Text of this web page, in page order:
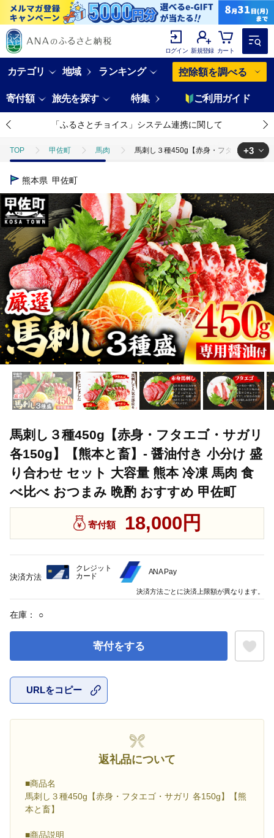
ログイン 新規登録 カート
カテゴリ 地域 ランキング 控除額を調べる
寄付額 旅先を探す 特集 ご利用ガイド
「ふるさとチョイス」システム連携に関して
TOP 甲佐町 馬肉 馬刺し３種450g【赤身・フタエゴ・サガ
TOP
TOP 肉 馬肉 馬刺し３種450g【赤身・フタエゴ・サガリ
TOP 肉 馬肉 馬刺し 馬刺し３種450g【赤身・フタ
+3
熊本県 甲佐町
馬刺し３種450g【赤身・フタエゴ・サガリ
各150g】【熊本と畜】- 醤油付き 小分け 盛
り合わせ セット 大容量 熊本 冷凍 馬肉 食
べ比べ おつまみ 晩酌 おすすめ 甲佐町
寄付額 18,000円
在庫： ○
寄付をする
URLをコピー
返礼品について
■商品名
馬刺し３種450g【赤身・フタエゴ・サガリ 各150g】【熊
本と畜】
■商品説明
決済方法
クレジット
カード
ANA Pay
決済方法ごとに決済上限額が異なります。